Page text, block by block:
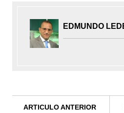
EDMUNDO
ARTICULO ANTERIOR